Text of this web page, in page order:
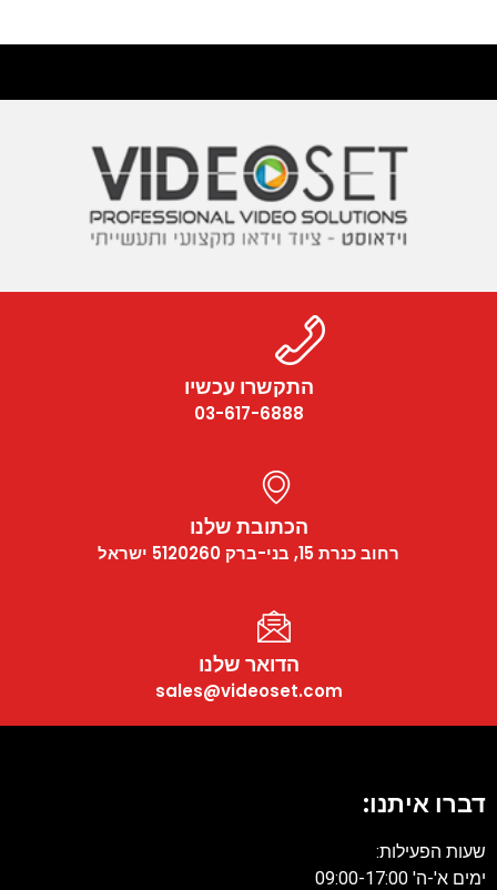
C-Mount Lenss
Professional Video Equipment
Visualizer
Fiber Optic
AV over IP
Photo Printers
התקשרו עכשיו
03-617-6888
הכתובת שלנו
רחוב כנרת 15, בני-ברק 5120260 ישראל
הדואר שלנו
sales@videoset.com
דברו איתנו:
שעות הפעילות:
ימים א'-ה' 09:00-17:00